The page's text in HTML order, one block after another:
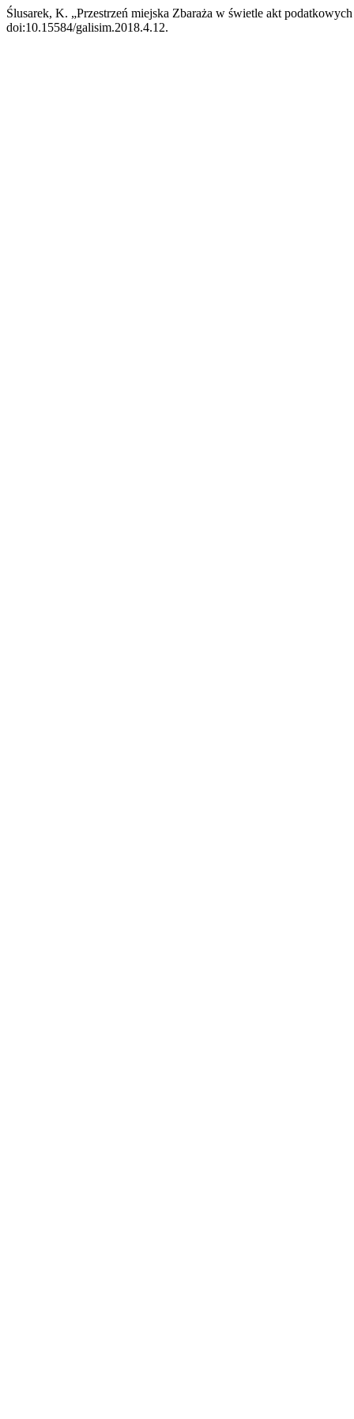
Ślusarek, K. „Przestrzeń miejska Zbaraża w świetle akt
doi:10.15584/galisim.2018.4.12.